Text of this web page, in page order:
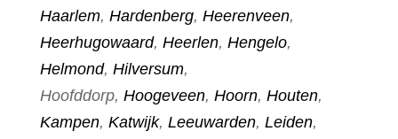
Haarlem, Hardenberg, Heerenveen,
Heerhugowaard, Heerlen, Hengelo,
Helmond, Hilversum,
Hoofddorp, Hoogeveen, Hoorn, Houten,
Kampen, Katwijk, Leeuwarden, Leiden,